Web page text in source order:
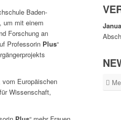
Baden-
um mit einem
Forschung an
Professorin Plus“
vom Europäischen
Wissenschaft,